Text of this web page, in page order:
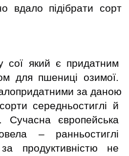
вдало підібрати сорт
сої який є придатним
для пшениці озимої.
за даною
середньостиглі й
Сучасна європейська
– ранньостиглі
продуктивністю не